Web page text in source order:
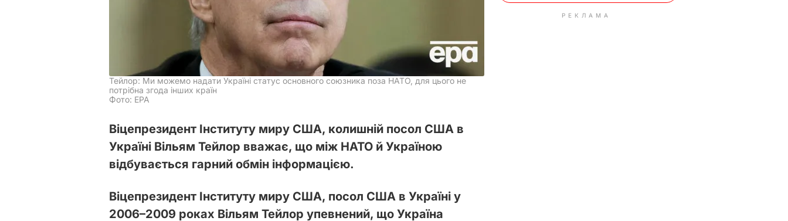
Тейлор: Ми можемо надати Україні статус основного союзника поза НАТО, для цього не
потрібна згода інших країн
Фото: EPA
Віцепрезидент Інституту миру США, колишній посол США в
Україні Вільям Тейлор вважає, що між НАТО й Україною
відбувається гарний обмін інформацією.
Віцепрезидент Інституту миру США, посол США в Україні у
2006–2009 роках Вільям Тейлор упевнений, що Україна
РЕКЛАМА